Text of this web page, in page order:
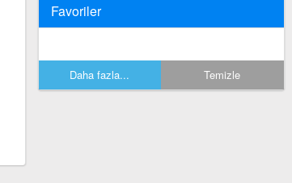
Favoriler
Daha fazla... Temizle